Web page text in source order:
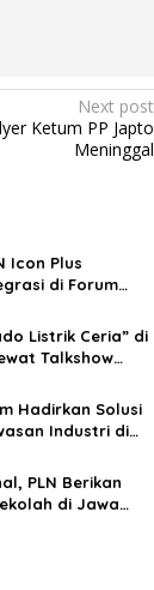
Next post
Ketum PP Japto
Meninggal
Icon Plus
di Forum
Listrik Ceria” di
Talkshow
Hadirkan Solusi
Industri di
PLN Berikan
di Jawa